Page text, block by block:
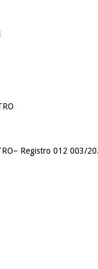
Registro 012 003/